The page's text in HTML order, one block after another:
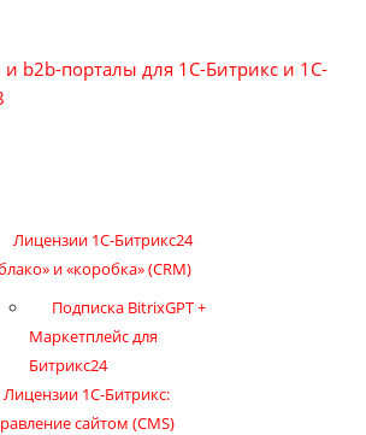
b2b-порталы для 1С-Битрикс и 1С-
Лицензии 1С-Битрикс24
и «коробка» (CRM)
Подписка BitrixGPT +
Маркетплейс для
Битрикс24
Лицензии 1С-Битрикс:
сайтом (CMS)